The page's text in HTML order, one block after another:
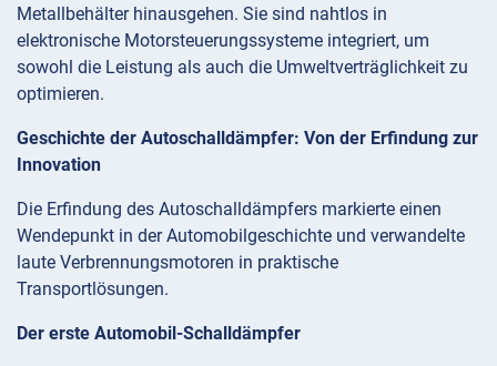
Metallbehälter hinausgehen. Sie sind nahtlos in
elektronische Motorsteuerungssysteme integriert, um
sowohl die Leistung als auch die Umweltverträglichkeit zu
optimieren.
Geschichte der Autoschalldämpfer: Von der Erfindung zur
Innovation
Die Erfindung des Autoschalldämpfers markierte einen
Wendepunkt in der Automobilgeschichte und verwandelte
laute Verbrennungsmotoren in praktische
Transportlösungen.
Der erste Automobil-Schalldämpfer